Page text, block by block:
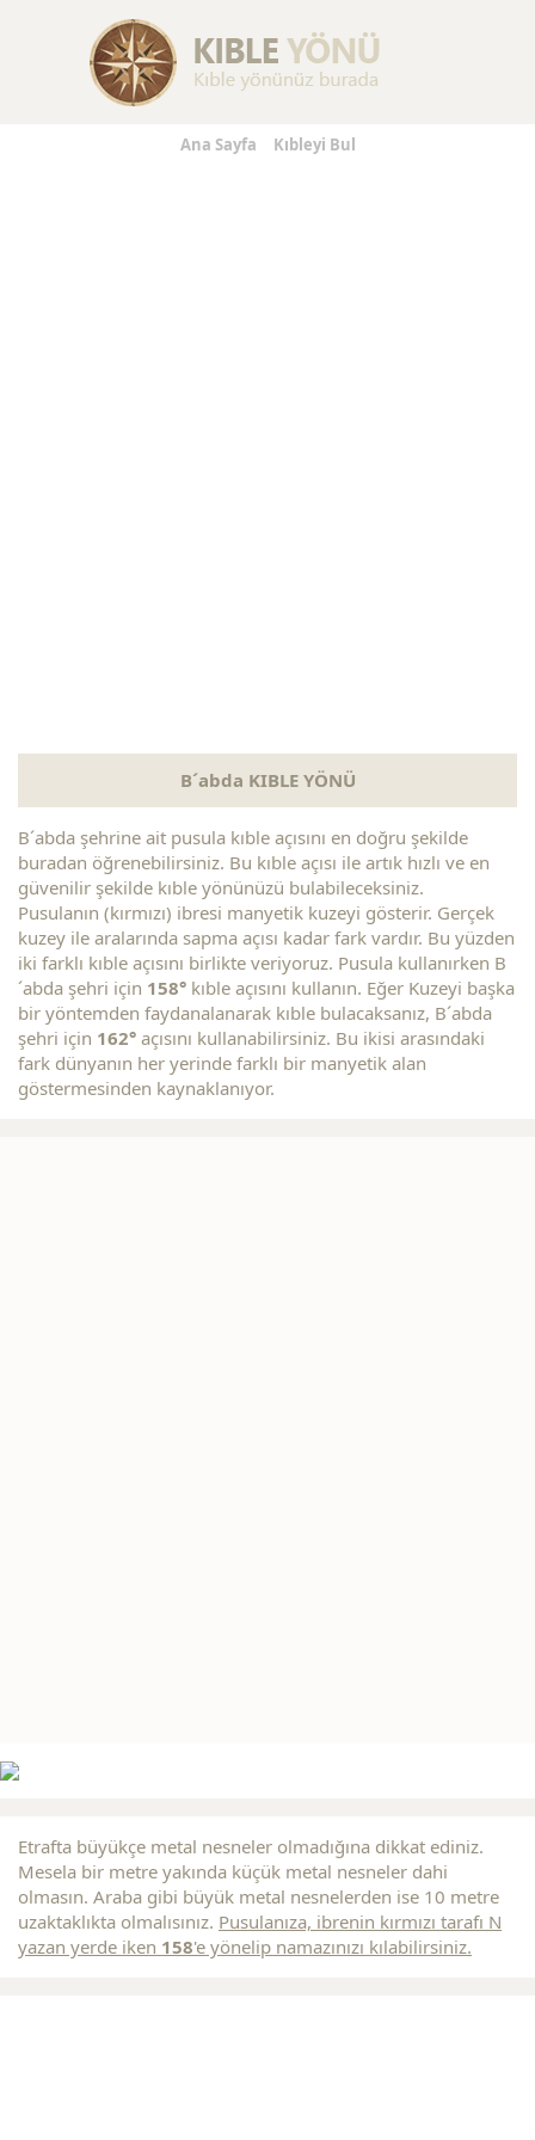
Replica Handbags
Ana Sayfa Kıbleyi Bul
B´abda KIBLE YÖNÜ
B´abda şehrine ait pusula kıble açısını en doğru şekilde
buradan öğrenebilirsiniz. Bu kıble açısı ile artık hızlı ve en
güvenilir şekilde kıble yönünüzü bulabileceksiniz.
Pusulanın (kırmızı) ibresi manyetik kuzeyi gösterir. Gerçek
kuzey ile aralarında sapma açısı kadar fark vardır. Bu yüzden
iki farklı kıble açısını birlikte veriyoruz. Pusula kullanırken B
´abda şehri için 158° kıble açısını kullanın. Eğer Kuzeyi başka
bir yöntemden faydanalanarak kıble bulacaksanız, B´abda
şehri için 162° açısını kullanabilirsiniz. Bu ikisi arasındaki
fark dünyanın her yerinde farklı bir manyetik alan
göstermesinden kaynaklanıyor.
Etrafta büyükçe metal nesneler olmadığına dikkat ediniz.
Mesela bir metre yakında küçük metal nesneler dahi
olmasın. Araba gibi büyük metal nesnelerden ise 10 metre
uzaktaklıkta olmalısınız. Pusulanıza, ibrenin kırmızı tarafı N
yazan yerde iken 158'e yönelip namazınızı kılabilirsiniz.